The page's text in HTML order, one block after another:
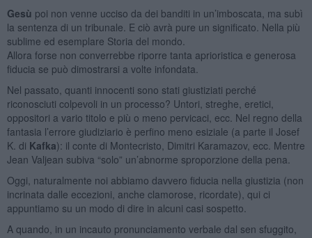
Gesù poi non venne ucciso da dei banditi in un’imboscata, ma subì
la sentenza di un tribunale. E ciò avrà pure un significato. Nella più
sublime ed esemplare Storia del mondo.
Allora forse non converrebbe riporre tanta aprioristica e generosa
fiducia se può dimostrarsi a volte infondata.
Nel passato, quanti innocenti sono stati giustiziati perché
riconosciuti colpevoli in un processo? Untori, streghe, eretici,
oppositori a vario titolo e più o meno pervicaci, ecc. Nel regno della
fantasia l’errore giudiziario è perfino meno esiziale (a parte il Josef
K. di Kafka): il conte di Montecristo, Dimitri Karamazov, ecc. Mentre
Jean Valjean subiva “solo” un’abnorme sproporzione della pena.
Oggi, naturalmente noi abbiamo davvero fiducia nella giustizia (non
incrinata dalle eccezioni, anche clamorose, ricordate), qui ci
appuntiamo su un modo di dire in alcuni casi sospetto.
A quando, in un incauto pronunciamento verbale dal sen sfuggito,